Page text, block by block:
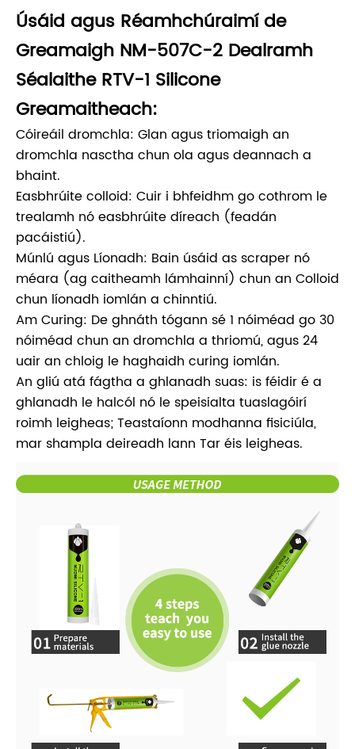
Úsáid agus Réamhchúraimí de
Greamaigh NM-507C-2 Dealramh
Séalaithe RTV-1 Silicone
Greamaitheach:
Cóireáil dromchla: Glan agus triomaigh an
dromchla nasctha chun ola agus deannach a
bhaint.
Easbhrúite colloid: Cuir i bhfeidhm go cothrom le
trealamh nó easbhrúite díreach (feadán
pacáistiú).
Múnlú agus Líonadh: Bain úsáid as scraper nó
méara (ag caitheamh lámhainní) chun an Colloid
chun líonadh iomlán a chinntiú.
Am Curing: De ghnáth tógann sé 1 nóiméad go 30
nóiméad chun an dromchla a thriomú, agus 24
uair an chloig le haghaidh curing iomlán.
An gliú atá fágtha a ghlanadh suas: is féidir é a
ghlanadh le halcól nó le speisialta tuaslagóirí
roimh leigheas; Teastaíonn modhanna fisiciúla,
mar shampla deireadh lann Tar éis leigheas.